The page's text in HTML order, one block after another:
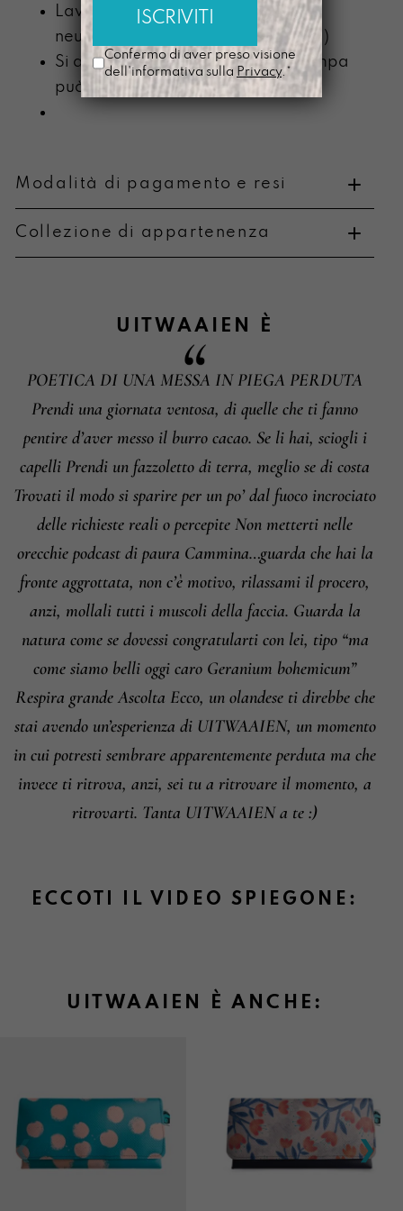
Lavabile a mano con detergente
neutro (senza componente alcolica)
Si ammorbidisce con l’uso e la stampa
può scolorire
Modalità di pagamento e resi
Informazioni su cambi e resi
Collezione di appartenenza
UITWAAIEN È
POETICA DI UNA MESSA IN PIEGA PERDUTA
Prendi una giornata ventosa, di quelle che ti fanno
pentire d’aver messo il burro cacao. Se li hai, sciogli i
capelli Prendi un fazzoletto di terra, meglio se di costa
Trovati il modo si sparire per un po’ dal fuoco incrociato
delle richieste reali o percepite Non metterti nelle
orecchie podcast di paura Cammina…guarda che hai la
fronte aggrottata, non c’è motivo, rilassami il procero,
anzi, mollali tutti i muscoli della faccia. Guarda la
natura come se dovessi congratularti con lei, tipo “ma
come siamo belli oggi caro Geranium bohemicum”
Respira grande Ascolta Ecco, un olandese ti direbbe che
stai avendo un’esperienza di UITWAAIEN, un momento
in cui potresti sembrare apparentemente perduta ma che
invece ti ritrova, anzi, sei tu a ritrovare il momento, a
ritrovarti. Tanta UITWAAIEN a te :)
ECCOTI IL VIDEO SPIEGONE:
UITWAAIEN È ANCHE:
Confermo di aver preso visione
dell'informativa sulla Privacy.*